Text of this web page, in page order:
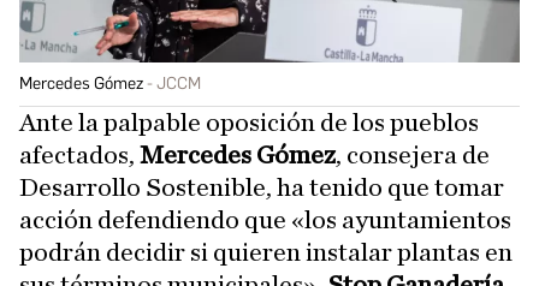
Mercedes Gómez JCCM
Ante la palpable oposición de los pueblos
afectados, Mercedes Gómez, consejera de
Desarrollo Sostenible, ha tenido que tomar
acción defendiendo que «los ayuntamientos
podrán decidir si quieren instalar plantas en